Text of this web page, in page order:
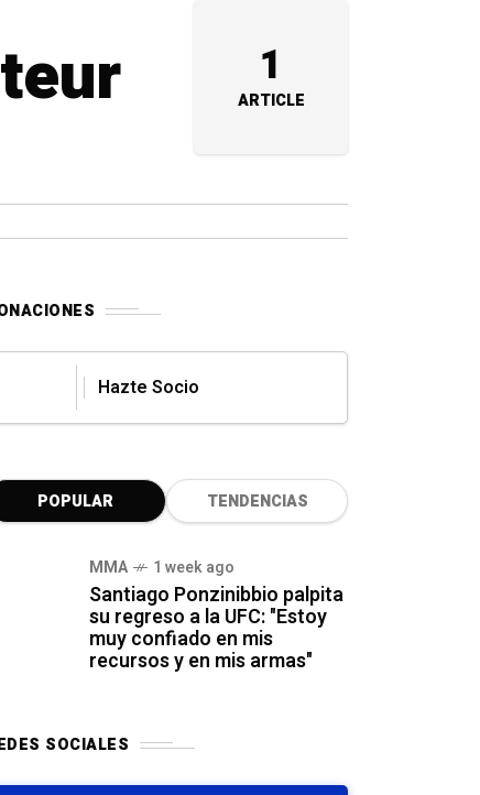
1
ARTICLE
Hazte Socio
POPULAR TENDENCIAS
MMA 1 week ago
Santiago Ponzinibbio palpita
su regreso a la UFC: "Estoy
muy confiado en mis
recursos y en mis armas"
SOCIALES